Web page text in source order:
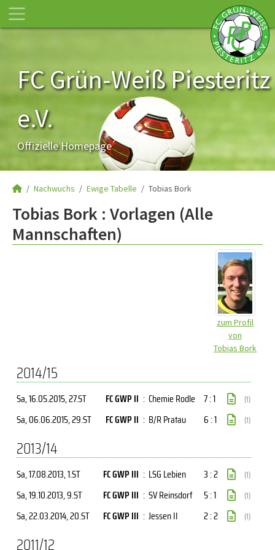
FC Grün-Weiß Piesteritz
e.V.
Offizielle Homepage
Nachwuchs Ewige Tabelle Tobias Bork
Tobias Bork : Vorlagen (Alle
Mannschaften)
zum Profil
von
Tobias Bork
2014/15
Sa, 16.05.2015, 27.ST FC GWP II : Chemie Rodle 7 : 1 (1)
Sa, 06.06.2015, 29.ST FC GWP II : B/R Pratau 6 : 1 (1)
2013/14
Sa, 17.08.2013, 1.ST FC GWP III : LSG Lebien 3 : 2 (1)
Sa, 19.10.2013, 9.ST FC GWP III : SV Reinsdorf 5 : 1 (1)
Sa, 22.03.2014, 20.ST FC GWP III : Jessen II 2 : 2 (1)
2011/12